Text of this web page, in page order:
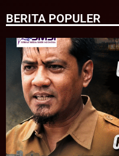
BERITA POPULER